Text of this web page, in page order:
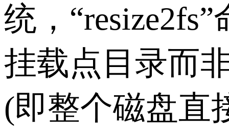
统，
挂载点目录而
(即整个磁盘直